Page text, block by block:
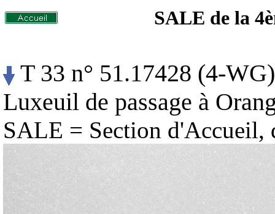
SALE de la
T 33 n° 51.17428 (4-
Luxeuil de passage à
SALE = Section d'Accueil,